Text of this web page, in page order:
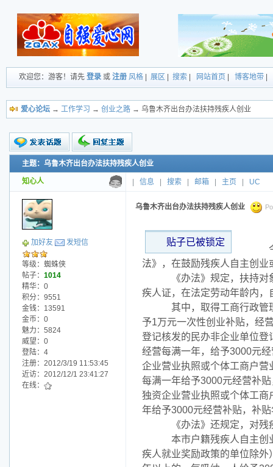
欢迎您：游客！请先 登录 或 注册 风格 展区 搜索 网站首页 博客地带
爱心论坛 → 工作学习 → 创业之路 → 乌鲁木齐出台办法扶持残疾人创业
新的主题
投票帖
小字报
主题：乌鲁木齐出台办法扶持残疾人创业
知心人 信息 搜索 邮箱 主页 UC
加好友 发短信
等级：蜘蛛侠
帖子： 1014
精华：0
积分：9551
金钱：13591
金币：0
魅力：5824
威望：0
登陆：4
注册：2012/3/19 11:53:45
近访：2012/12/1 23:41:27
在线：
乌鲁木齐出台办法扶持残疾人创业
贴子已被锁定
今
法》，在鼓励残疾人自主创
《办法》规定，扶持对
疾人证，在法定劳动年龄内
其中，取得工商行政管
予1万元一次性创业补贴，经
登记核发的民办非企业单位
经营每满一年，给予3000元
企业营业执照或个体工商户
每满一年给予3000元经营补
独资企业营业执照或个体工
年给予3000元经营补贴，补
《办法》还规定，对残
本市户籍残疾人自主创
疾人就业奖励政策的单位除